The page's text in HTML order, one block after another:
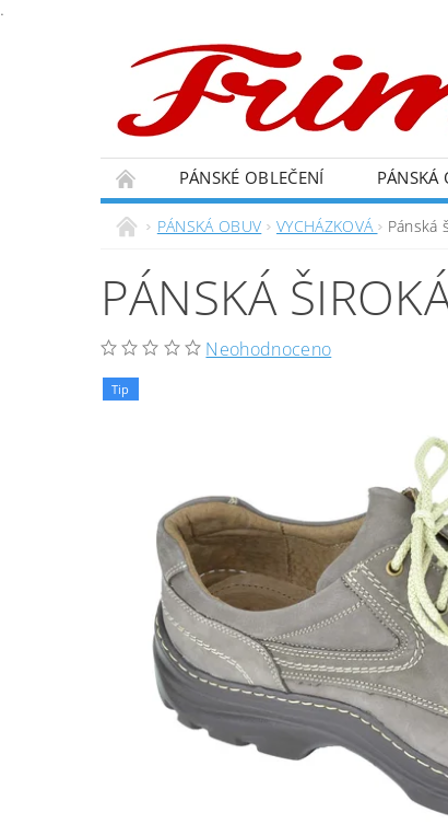
.
PÁNSKÉ OBLEČENÍ PÁNSKÁ
PÁNSKÁ OBUV VYCHÁZKOVÁ Pánská
PÁNSKÁ
Neohodnoceno
Tip